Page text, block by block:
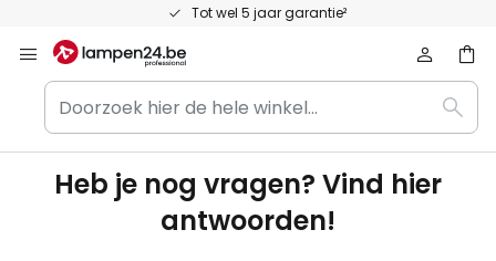
Tot wel 5 jaar garantie²
naar
de
inhoud
Doorzoek
hier
de
hele
Zoek
op
Heb je nog vragen? Vind hier
antwoorden!